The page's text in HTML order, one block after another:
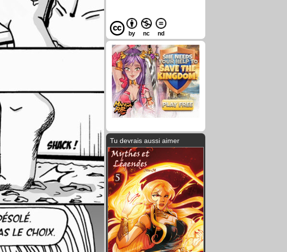
by nc nd
Tu devrais aussi aimer